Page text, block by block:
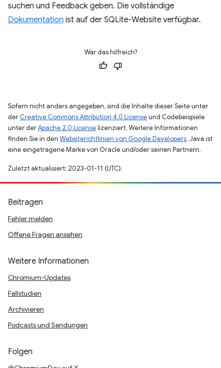
suchen und Feedback geben. Die vollständige
Dokumentation ist auf der SQLite-Website verfügbar.
War das hilfreich?
Sofern nicht anders angegeben, sind die Inhalte dieser Seite unter
der Creative Commons Attribution 4.0 Licenseund Codebeispiele
unter derApache 2.0 Licenselizenziert. Weitere Informationen
finden Sie in den Websiterichtlinien von Google Developers. Java ist
eine eingetragene Marke von Oracle und/oder seinen Partnern.
Zuletzt aktualisiert: 2023-01-11 (UTC).
Beitragen
Fehler melden
Offene Fragen ansehen
Weitere Informationen
Chromium-Updates
Fallstudien
Archivieren
Podcasts und Sendungen
Folgen